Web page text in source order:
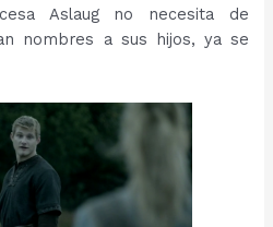
Aslaug no necesita de
nombres a sus hijos, ya se